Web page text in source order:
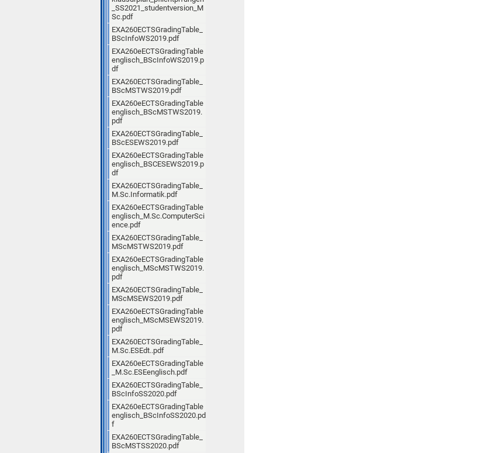
_SS2021_studentversion_M
Sc.pdf
EXA260ECTSGradingTable_
BScInfoWS2019.pdf
EXA260eECTSGradingTable
englisch_BScInfoWS2019.p
df
EXA260ECTSGradingTable_
BScMSTWS2019.pdf
EXA260eECTSGradingTable
englisch_BScMSTWS2019.
pdf
EXA260ECTSGradingTable_
BScESEWS2019.pdf
EXA260eECTSGradingTable
englisch_BSCESEWS2019.p
df
EXA260ECTSGradingTable_
M.Sc.Informatik.pdf
EXA260eECTSGradingTable
englisch_M.Sc.ComputerSci
ence.pdf
EXA260ECTSGradingTable_
MScMSTWS2019.pdf
EXA260eECTSGradingTable
englisch_MScMSTWS2019.
pdf
EXA260ECTSGradingTable_
MScMSEWS2019.pdf
EXA260eECTSGradingTable
englisch_MScMSEWS2019.
pdf
EXA260ECTSGradingTable_
M.Sc.ESEdt..pdf
EXA260eECTSGradingTable
_M.Sc.ESEenglisch.pdf
EXA260ECTSGradingTable_
BScInfoSS2020.pdf
EXA260eECTSGradingTable
englisch_BScInfoSS2020.pd
f
EXA260ECTSGradingTable_
BScMSTSS2020.pdf